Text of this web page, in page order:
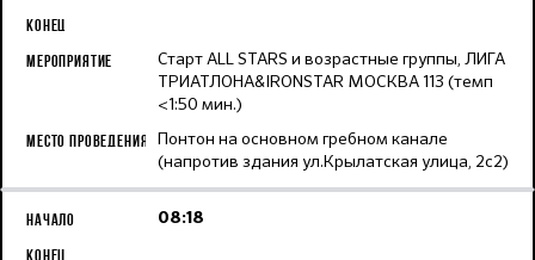
Старт ALL STARS и возрастные группы, ЛИГА
ТРИАТЛОНА&IRONSTAR МОСКВА 113 (темп
<1:50 мин.)
Понтон на основном гребном канале
(напротив здания ул.Крылатская улица, 2с2)
08:18